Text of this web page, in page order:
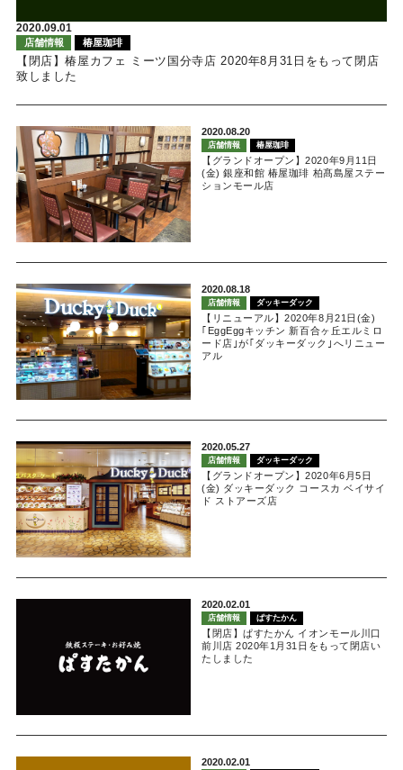
2020.09.01
店舗情報 椿屋珈琲
【閉店】椿屋カフェ ミーツ国分寺店 2020年8月31日をもって閉店
致しました
2020.08.20
店舗情報 椿屋珈琲
【グランドオープン】2020年9月11日
(金) 銀座和館 椿屋珈琲 柏髙島屋ステー
ションモール店
2020.08.18
店舗情報 ダッキーダック
【リニューアル】2020年8月21日(金)
｢EggEggキッチン 新百合ヶ丘エルミロ
ード店｣が｢ダッキーダック｣へリニュー
アル
2020.05.27
店舗情報 ダッキーダック
【グランドオープン】2020年6月5日
(金) ダッキーダック コースカ ベイサイ
ド ストアーズ店
2020.02.01
店舗情報 ぱすたかん
【閉店】ぱすたかん イオンモール川口
前川店 2020年1月31日をもって閉店い
たしました
2020.02.01